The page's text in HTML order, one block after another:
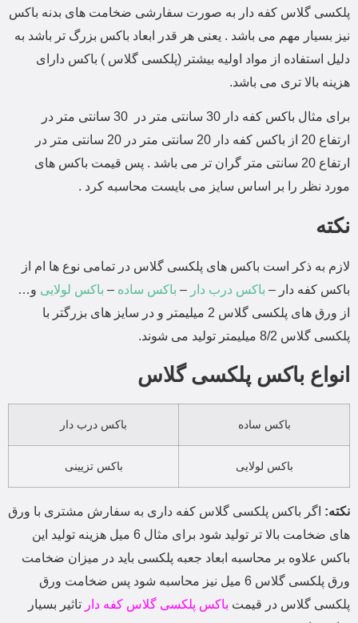
پلکسی گلاس کفه دار به صورت سفارشی ضخامت های بدنه باکس
نیز بسیار مهم می باشد . یعنی هر قدر ابعاد باکس بزرگ تر باشد به
دلیل استفاده از مواد اولیه بیشتر (پلکسی گلاس ) باکس دارای
هزینه بالا تری می باشد.
برای مثال باکس کفه دار 30 سانتی متر در 30 سانتی متر در
ارتفاع 20 از باکس کفه دار 20 سانتی متر در 20 سانتی متر در
ارتفاع 20 سانتی متر گران تر می باشد . پس قیمت باکس های
مورد نظر را بر اساس سایز می بایست محاسبه کرد .
نکته
لازم به ذکر است باکس های پلکسی گلاس در تمامی نوع ها ام از
باکس کفه دار – باکس درب دار – باکس ساده – باکس لولایی و…
از ورق های پلکسی گلاس 2 میلیمتر و در سایز های بزرگتر با
پلکسی گلاس 8/2 میلیمتر تولید می شوند.
انواع باکس پلکسی گلاس
باکس ساده باکس درب دار
باکس لولایی باکس تزیینی
نکته: اگر باکس پلکسی گلاس کفه داری به سفارش مشتری با ورق
های ضخامت بالا تر تولید شود برای مثال 6 میل هزینه تولید این
باکس علاوه بر محاسبه ابعاد جعبه پلکسی باید در میزان ضخامت
ورق پلکسی گلاس 6 میل نیز محاسبه شود پس ضخامت ورق
پلکسی گلاس در قیمت باکس پلکسی گلاس کفه دار تاثیر بسیار